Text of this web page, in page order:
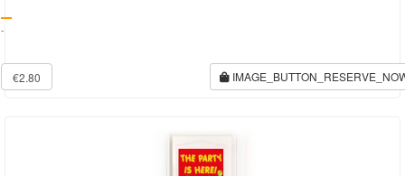
-
€2.80